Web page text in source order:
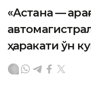
«Астана —
ҳаракати ўн